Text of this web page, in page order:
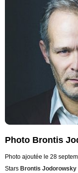
Photo Brontis
Photo ajoutée le 28
Stars Brontis Jodorowsky